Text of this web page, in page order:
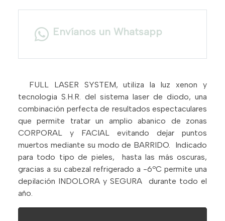
Envíanos un Whatsapp
FULL LASER SYSTEM, utiliza la luz xenon y
tecnologia S.H.R. del sistema laser de diodo, una
combinación perfecta de resultados espectaculares
que permite tratar un amplio abanico de zonas
CORPORAL y FACIAL evitando dejar puntos
muertos mediante su modo de BARRIDO. Indicado
para todo tipo de pieles, hasta las más oscuras,
gracias a su cabezal refrigerado a -6ºC permite una
depilación INDOLORA y SEGURA durante todo el
año.